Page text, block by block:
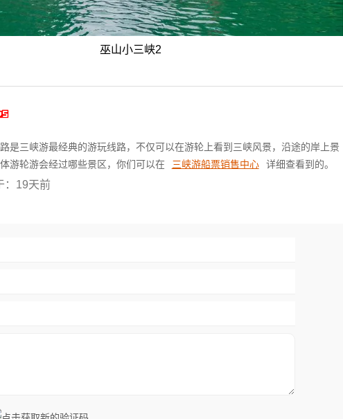
巫山小三峡2
是三峡游最经典的游玩线路，不仅可以在游轮上看到三峡风景，沿途的岸上景
游轮游会经过哪些景区，你们可以在
三峡游船票销售中心 详细查看到的。
：19天前